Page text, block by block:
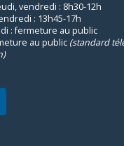
vendredi : 8h30-12h
: 13h45-17h
: fermeture au public
au public (standard